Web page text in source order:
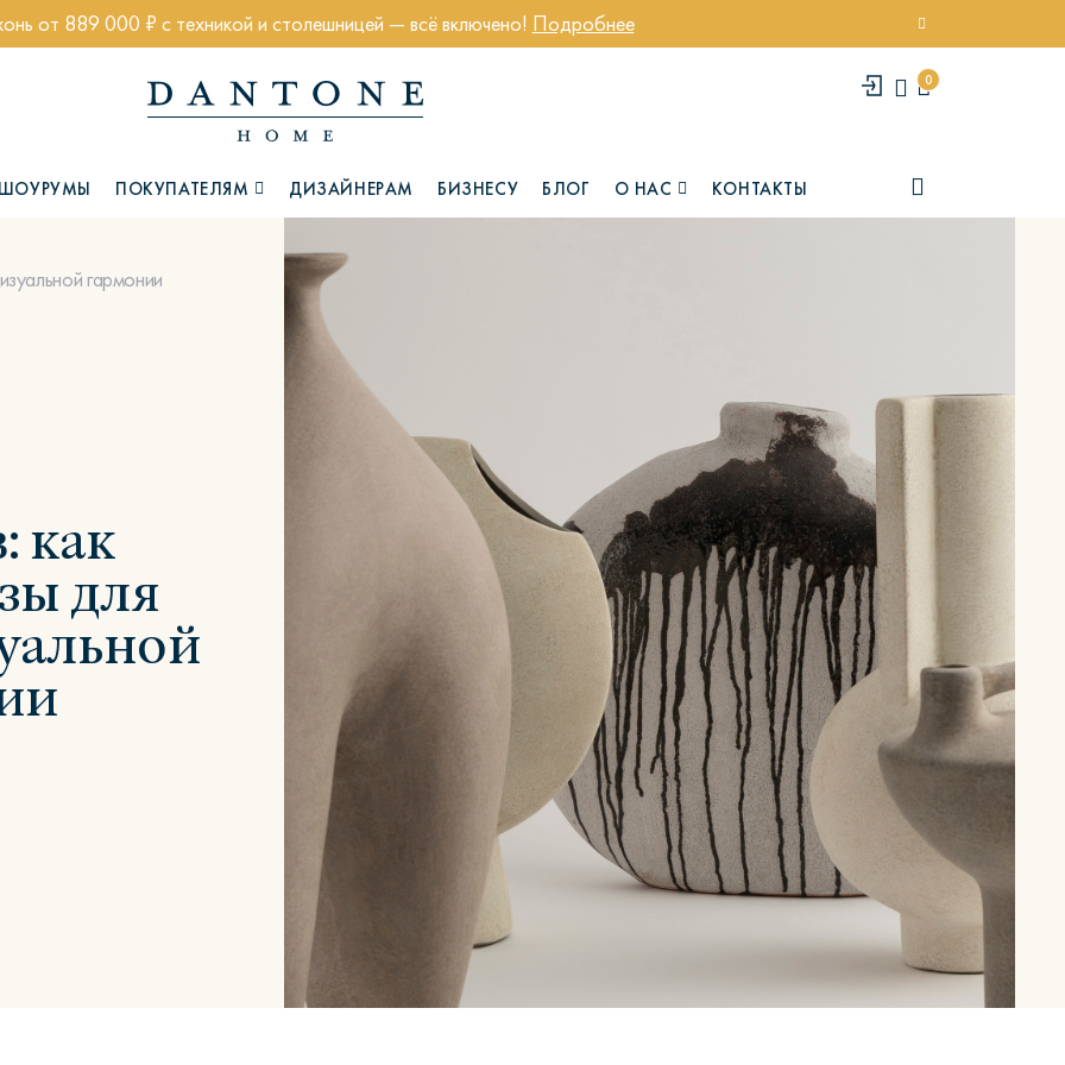
от 889 000 ₽ с техникой и столешницей — всё включено! Подробнее
0
ШОУРУМЫ ПОКУПАТЕЛЯМ ДИЗАЙНЕРАМ БИЗНЕСУ БЛОГ О НАС КОНТАКТЫ
Юми
Аптаун
Брутал №1
гармонии
как
для